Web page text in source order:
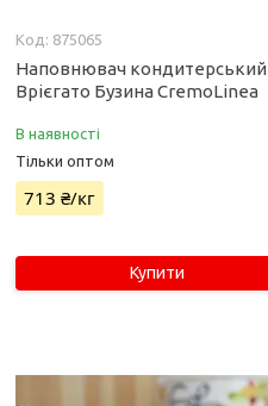
875065
Наповнювач кондитерський
Врієгато Бузина CremoLinea
В наявності
Тільки оптом
713 ₴/кг
Купити